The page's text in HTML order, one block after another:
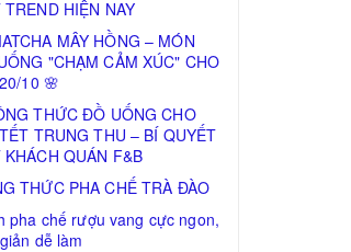
TREND HIỆN NAY
MÂY HỒNG – MÓN
"CHẠM CẢM XÚC" CHO
10 🌸
THỨC ĐỒ UỐNG CHO
TRUNG THU – BÍ QUYẾT
KHÁCH QUÁN F&B
THỨC PHA CHẾ TRÀ ĐÀO
pha chế rượu vang cực ngon,
dễ làm